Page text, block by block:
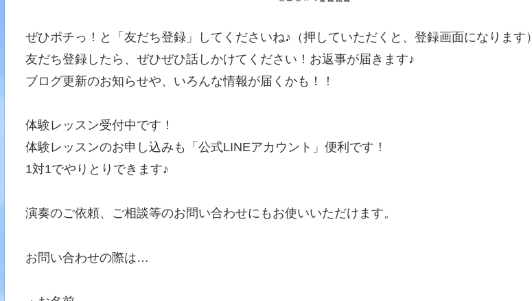
ぜひポチっ！と「友だち登録」してくださいね♪（押していただくと、登録画面になります）
友だち登録したら、ぜひぜひ話しかけてください！お返事が届きます♪
ブログ更新のお知らせや、いろんな情報が届くかも！！
体験レッスン受付中です！
体験レッスンのお申し込みも「公式LINEアカウント」便利です！
1対1でやりとりできます♪
演奏のご依頼、ご相談等のお問い合わせにもお使いいただけます。
お問い合わせの際は…